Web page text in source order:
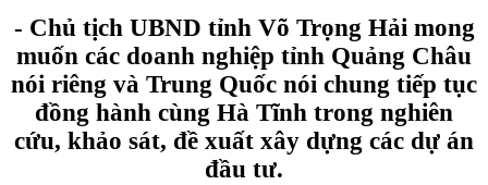
- Chủ tịch UBND tỉnh Võ Trọng Hải mong
muốn các doanh nghiệp tỉnh Quảng Châu
nói riêng và Trung Quốc nói chung tiếp tục
đồng hành cùng Hà Tĩnh trong nghiên
cứu, khảo sát, đề xuất xây dựng các dự án
đầu tư.